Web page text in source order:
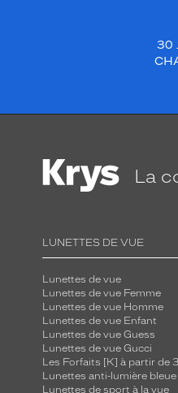
30
La
LUNETTES DE VUE
Lunettes de vue
Lunettes de vue Femme
Lunettes de vue Homme
Lunettes de vue Enfant
Lunettes de vue Guess
Lunettes de vue Gucci
Les Forfaits [K] à partir de
Lunettes anti-lumière bleue
Lunettes de sport à la vue